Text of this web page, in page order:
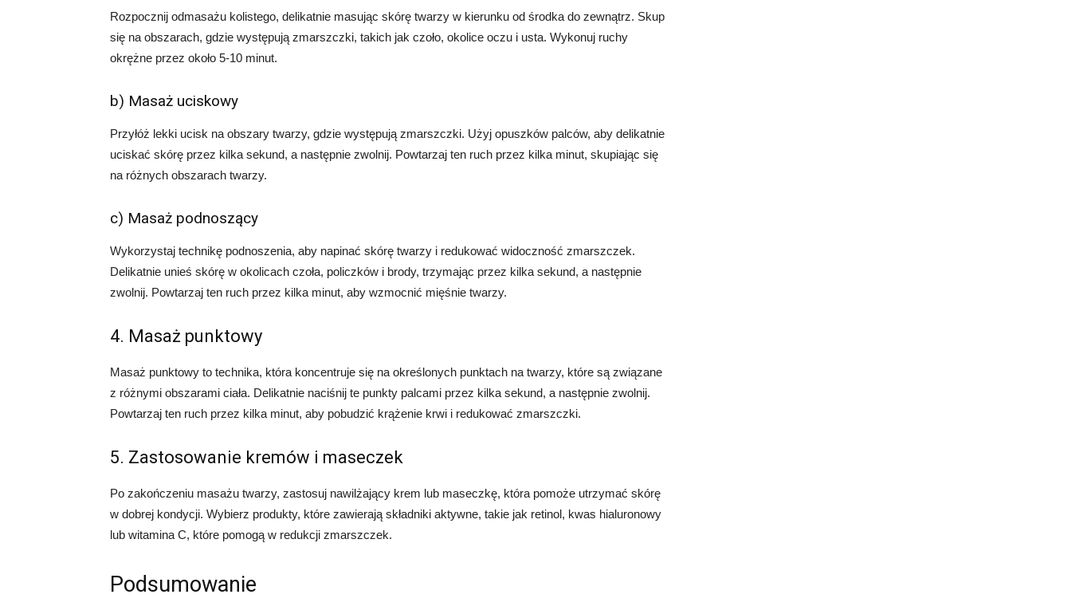
Rozpocznij odmasażu kolistego, delikatnie masując skórę twarzy w kierunku od środka do zewnątrz. Skup
się na obszarach, gdzie występują zmarszczki, takich jak czoło, okolice oczu i usta. Wykonuj ruchy
okrężne przez około 5-10 minut.
b) Masaż uciskowy
Przyłóż lekki ucisk na obszary twarzy, gdzie występują zmarszczki. Użyj opuszków palców, aby delikatnie
uciskać skórę przez kilka sekund, a następnie zwolnij. Powtarzaj ten ruch przez kilka minut, skupiając się
na różnych obszarach twarzy.
c) Masaż podnoszący
Wykorzystaj technikę podnoszenia, aby napinać skórę twarzy i redukować widoczność zmarszczek.
Delikatnie unieś skórę w okolicach czoła, policzków i brody, trzymając przez kilka sekund, a następnie
zwolnij. Powtarzaj ten ruch przez kilka minut, aby wzmocnić mięśnie twarzy.
4. Masaż punktowy
Masaż punktowy to technika, która koncentruje się na określonych punktach na twarzy, które są związane
z różnymi obszarami ciała. Delikatnie naciśnij te punkty palcami przez kilka sekund, a następnie zwolnij.
Powtarzaj ten ruch przez kilka minut, aby pobudzić krążenie krwi i redukować zmarszczki.
5. Zastosowanie kremów i maseczek
Po zakończeniu masażu twarzy, zastosuj nawilżający krem lub maseczkę, która pomoże utrzymać skórę
w dobrej kondycji. Wybierz produkty, które zawierają składniki aktywne, takie jak retinol, kwas hialuronowy
lub witamina C, które pomogą w redukcji zmarszczek.
Podsumowanie